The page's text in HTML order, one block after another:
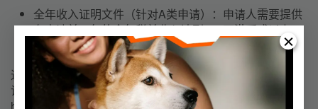
全年收入证明文件（针对A类申请）： 申请人需要提供
在申请前一年的全年税前收入达到250万港币或以上
（或等值外币）的证明文件。
进入官网找到“高才计划”入口
访问以下链接进入申请入口：
https://www.immd.gov.hk/hks/services/index.html#tab_b_1